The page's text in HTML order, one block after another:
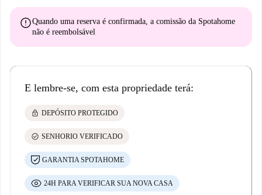
errorQuando uma reserva é confirmada, a comissão da Spotahome
não é reembolsável
E lembre-se, com esta propriedade terá:
lock DEPÓSITO PROTEGIDO
check_circle SENHORIO VERIFICADO
GARANTIA SPOTAHOME
24H PARA VERIFICAR SUA NOVA CASA